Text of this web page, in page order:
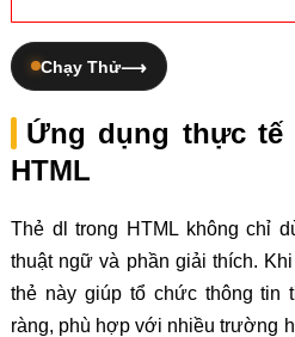
Chạy Thử
Ứng dụng thực tế
HTML
Thẻ dl trong HTML không chỉ
thuật ngữ và phần giải thích.
thẻ này giúp tổ chức thông tin
ràng, phù hợp với nhiều trường